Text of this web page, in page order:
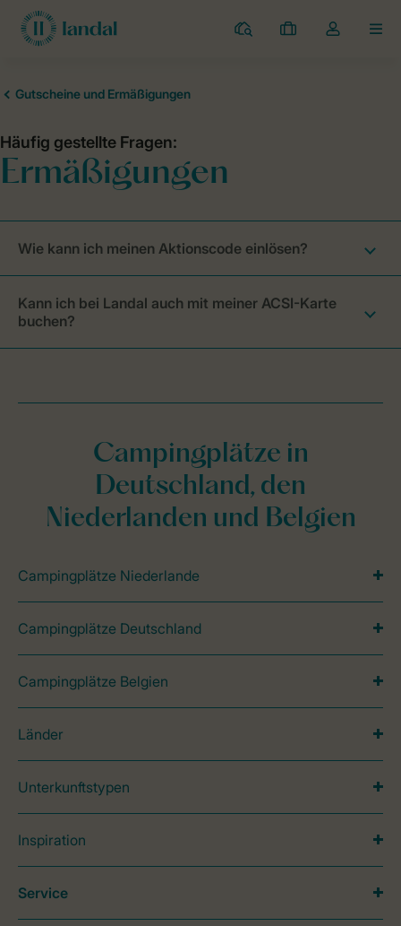
Campingplätze
Meine
Dropdown-
Wie kann ich meinen Aktionscode einlösen?
Kann ich bei Landal auch mit meiner ACSI-Karte
buchen?
Campingplätze in
Deutschland, den
Niederlanden und Belgien
Campingplätze Niederlande
Campingplätze Deutschland
Campingplätze Belgien
Länder
Unterkunftstypen
Inspiration
Service